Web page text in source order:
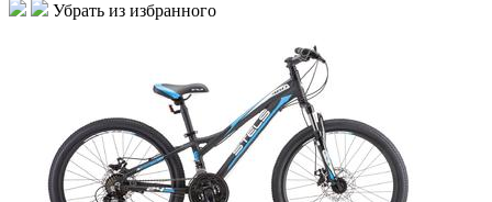
Убрать из избранного